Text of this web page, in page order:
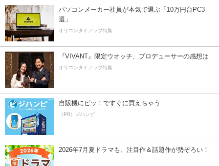
パソコンメーカー社員が本気で選ぶ「10万円台PC3
選」
オリコンタイアップ特集
『VIVANT』限定ウオッチ、プロデューサーの感想は
オリコンタイアップ特集
自販機にピッ！ですぐに買えちゃう
（PR）ジハンピ
2026年7月夏ドラマも、注目作＆話題作が勢ぞろい！